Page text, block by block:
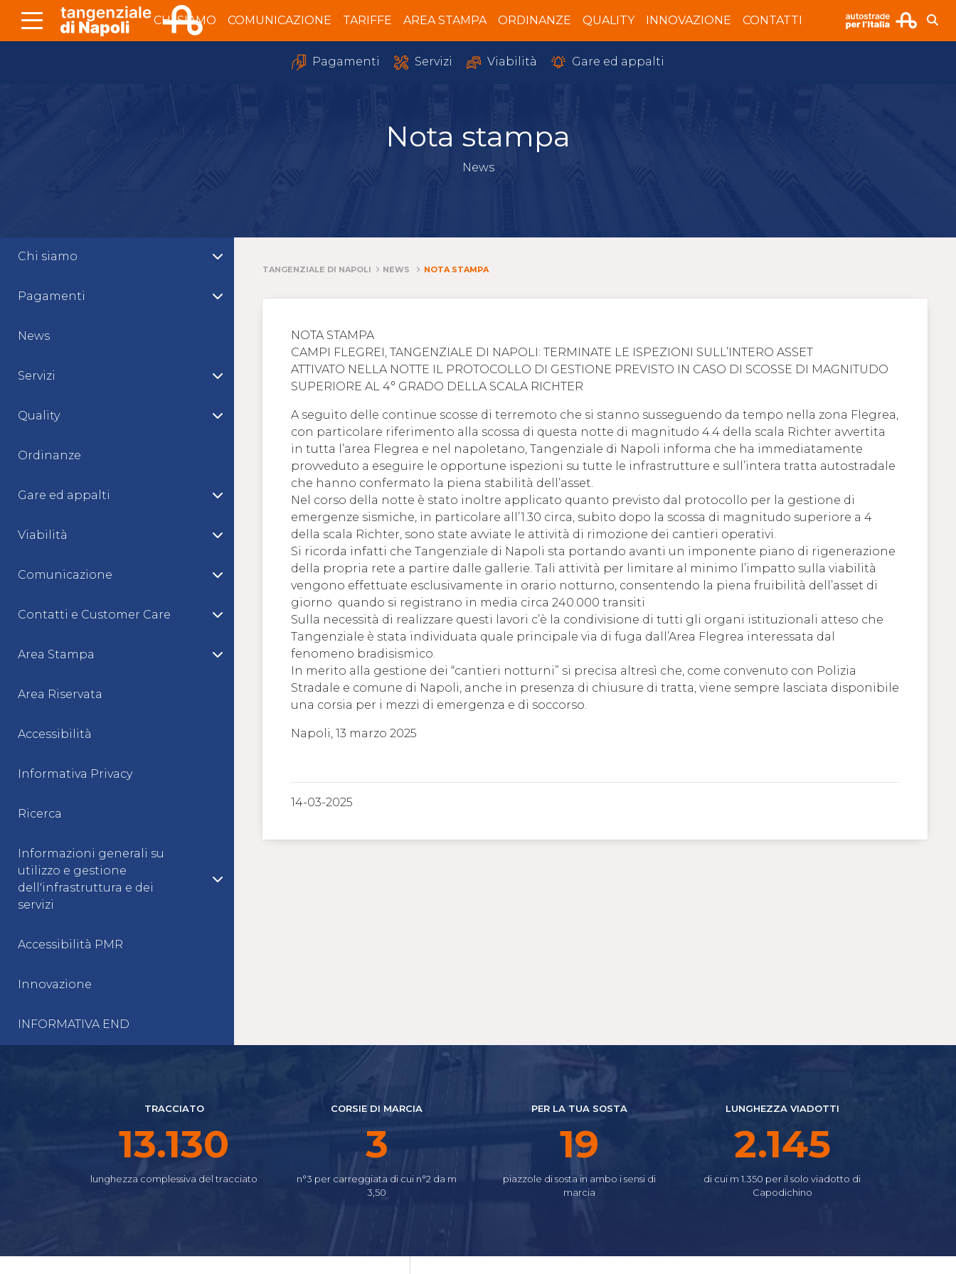
Skip to Main Content
CHI SIAMO COMUNICAZIONE TARIFFE AREA STAMPA ORDINANZE QUALITY INNOVAZIONE CONTATTI
Pagamenti Servizi Viabilità Gare ed appalti
Nota stampa
News
Chi siamo
Pagamenti
News
Servizi
Quality
Ordinanze
Gare ed appalti
Viabilità
Comunicazione
Contatti e Customer Care
Area Stampa
Area Riservata
Accessibilità
Informativa Privacy
Ricerca
Informazioni generali su
utilizzo e gestione
dell'infrastruttura e dei
servizi
Accessibilità PMR
Innovazione
INFORMATIVA END
TANGENZIALE DI NAPOLI NEWS NOTA STAMPA
NOTA STAMPA
CAMPI FLEGREI, TANGENZIALE DI NAPOLI: TERMINATE LE ISPEZIONI SULL’INTERO ASSET
ATTIVATO NELLA NOTTE IL PROTOCOLLO DI GESTIONE PREVISTO IN CASO DI SCOSSE DI MAGNITUDO
SUPERIORE AL 4° GRADO DELLA SCALA RICHTER
A seguito delle continue scosse di terremoto che si stanno susseguendo da tempo nella zona Flegrea,
con particolare riferimento alla scossa di questa notte di magnitudo 4.4 della scala Richter avvertita
in tutta l’area Flegrea e nel napoletano, Tangenziale di Napoli informa che ha immediatamente
provveduto a eseguire le opportune ispezioni su tutte le infrastrutture e sull’intera tratta autostradale
che hanno confermato la piena stabilità dell’asset.
Nel corso della notte è stato inoltre applicato quanto previsto dal protocollo per la gestione di
emergenze sismiche, in particolare all’1.30 circa, subito dopo la scossa di magnitudo superiore a 4
della scala Richter, sono state avviate le attività di rimozione dei cantieri operativi.
Si ricorda infatti che Tangenziale di Napoli sta portando avanti un imponente piano di rigenerazione
della propria rete a partire dalle gallerie. Tali attività per limitare al minimo l’impatto sulla viabilità
vengono effettuate esclusivamente in orario notturno, consentendo la piena fruibilità dell’asset di
giorno quando si registrano in media circa 240.000 transiti
Sulla necessità di realizzare questi lavori c’è la condivisione di tutti gli organi istituzionali atteso che
Tangenziale è stata individuata quale principale via di fuga dall’Area Flegrea interessata dal
fenomeno bradisismico.
In merito alla gestione dei “cantieri notturni” si precisa altresì che, come convenuto con Polizia
Stradale e comune di Napoli, anche in presenza di chiusure di tratta, viene sempre lasciata disponibile
una corsia per i mezzi di emergenza e di soccorso.
Napoli, 13 marzo 2025
14-03-2025
TRACCIATO
16.160
lunghezza complessiva del tracciato
CORSIE DI MARCIA
4
n°3 per carreggiata di cui n°2 da m
3,50
PER LA TUA SOSTA
24
piazzole di sosta in ambo i sensi di
marcia
LUNGHEZZA VIADOTTI
2.640
di cui m 1.350 per il solo viadotto di
Capodichino